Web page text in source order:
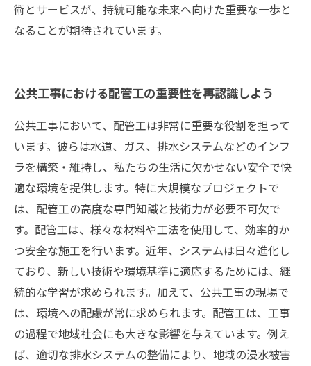
術とサービスが、持続可能な未来へ向けた重要な一歩と
なることが期待されています。
公共工事における配管工の重要性を再認識しよう
公共工事において、配管工は非常に重要な役割を担って
います。彼らは水道、ガス、排水システムなどのインフ
ラを構築・維持し、私たちの生活に欠かせない安全で快
適な環境を提供します。特に大規模なプロジェクトで
は、配管工の高度な専門知識と技術力が必要不可欠で
す。配管工は、様々な材料や工法を使用して、効率的か
つ安全な施工を行います。近年、システムは日々進化し
ており、新しい技術や環境基準に適応するためには、継
続的な学習が求められます。加えて、公共工事の現場で
は、環境への配慮が常に求められます。配管工は、工事
の過程で地域社会にも大きな影響を与えています。例え
ば、適切な排水システムの整備により、地域の浸水被害